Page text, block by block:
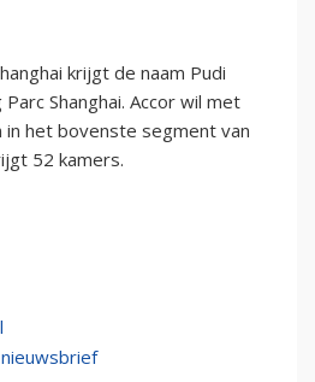
krijgt de naam Pudi
Shanghai. Accor wil met
het bovenste segment van
52 kamers.